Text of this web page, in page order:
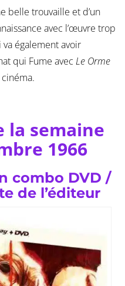
belle trouvaille et d’un
avec l’œuvre trop
également avoir
qui Fume avec Le Orme
la semaine
1966
combo DVD /
de l’éditeur